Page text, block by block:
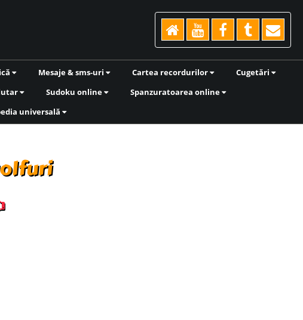
Mesaje & sms-uri Cartea recordurilor
Cugetări
Sudoku online
Spanzuratoarea online
universală